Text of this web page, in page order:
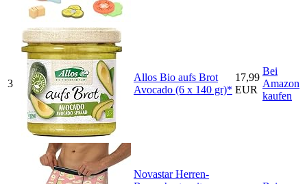
3
Allos Bio aufs Brot
Avocado (6 x 140 gr)*
17,99
EUR
Bei
Amazon
kaufen
Novastar Herren-